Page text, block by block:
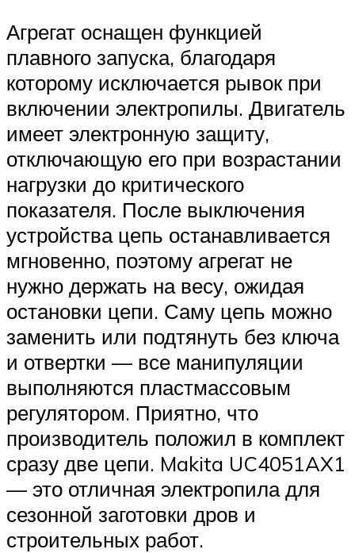
Агрегат оснащен функцией
плавного запуска, благодаря
которому исключается рывок при
включении электропилы. Двигатель
имеет электронную защиту,
отключающую его при возрастании
нагрузки до критического
показателя. После выключения
устройства цепь останавливается
мгновенно, поэтому агрегат не
нужно держать на весу, ожидая
остановки цепи. Саму цепь можно
заменить или подтянуть без ключа
и отвертки — все манипуляции
выполняются пластмассовым
регулятором. Приятно, что
производитель положил в комплект
сразу две цепи. Makita UC4051AX1
— это отличная электропила для
сезонной заготовки дров и
строительных работ.